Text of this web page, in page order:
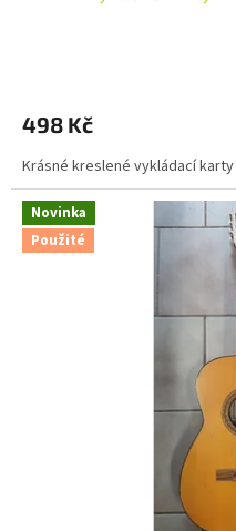
498 Kč
Krásné kreslené vykládací
Novinka
Použité